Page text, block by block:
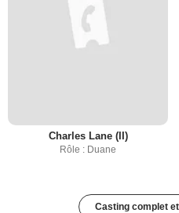
Charles Lane (II)
Rôle : Duane
Casting complet